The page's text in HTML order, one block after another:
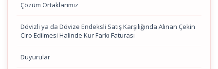
Çözüm Ortaklarımız
Dövizli ya da Dövize Endeksli Satış Karşılığında Alınan Çekin
Ciro Edilmesi Halinde Kur Farkı Faturası
Duyurular